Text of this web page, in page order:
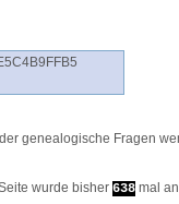
genealogische Fragen
wurde bisher 638 mal